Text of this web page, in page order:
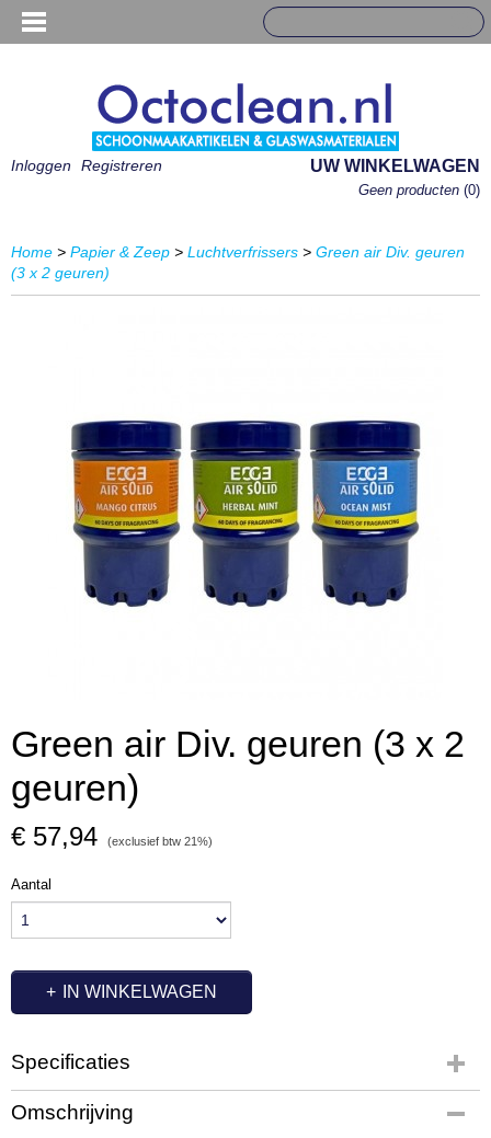
Inloggen Registreren UW WINKELWAGEN
Geen producten (0)
Home > Papier & Zeep > Luchtverfrissers > Green air Div. geuren
(3 x 2 geuren)
Green air Div. geuren (3 x 2
geuren)
€ 57,94 (exclusief btw 21%)
Aantal
IN WINKELWAGEN
Specificaties
Productcode
QL2533
Omschrijving